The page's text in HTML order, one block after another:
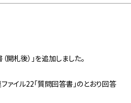
開札後）」を追加しました。
ァイル22「質問回答書」のとおり回答